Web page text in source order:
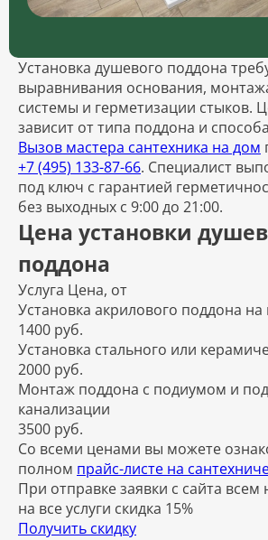
Установка душевого поддона
выравнивания основания,
системы и герметизации стыков.
зависит от типа поддона и
Вызов мастера сантехника на дом
+7 (495) 133-87-66. Специалист
под ключ с гарантией
без выходных с 9:00 до 21:00.
Цена установки
поддона
Услуга Цена, от
Установка акрилового поддона
1400 руб.
Установка стального или
2000 руб.
Монтаж поддона с подиумом и
канализации
3500 руб.
Со всеми ценами вы можете
полном прайс-листе на
При отправке заявки с сайта
на все услуги скидка 15%
Получить скидку